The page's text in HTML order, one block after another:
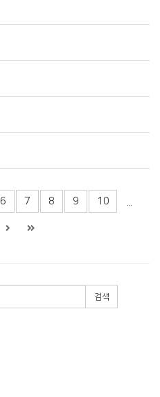
6 7 8 9 10
검색